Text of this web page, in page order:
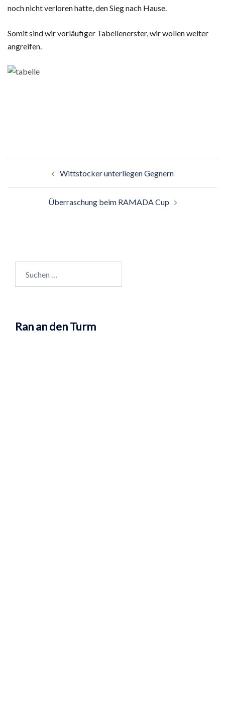
noch nicht verloren hatte, den Sieg nach Hause.
Somit sind wir vorläufiger Tabellenerster, wir wollen weiter
angreifen.
Wittstocker unterliegen Gegnern
Überraschung beim RAMADA Cup
nach:
Ran an den Turm